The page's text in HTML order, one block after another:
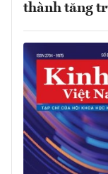
thành tăng